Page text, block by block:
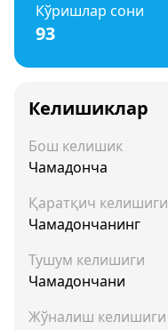
Кўришлар сони
93
Келишиклар
Бош келишик
Чамадонча
Қаратқич келишиги
Чамадончанинг
Тушум келишиги
Чамадончани
Жўналиш келишиги